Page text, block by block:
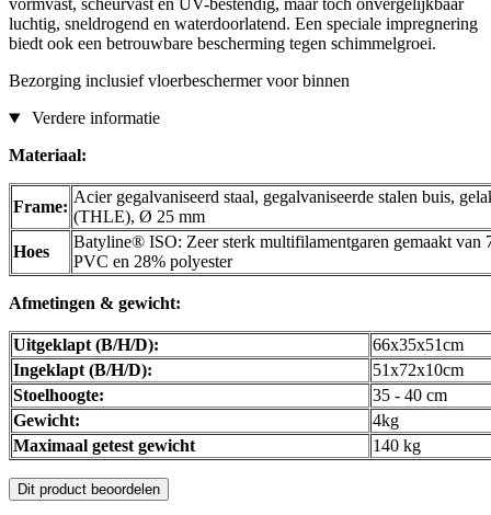
vormvast, scheurvast en UV-bestendig, maar toch onvergelijkbaar
luchtig, sneldrogend en waterdoorlatend. Een speciale impregnering
biedt ook een betrouwbare bescherming tegen schimmelgroei.
Bezorging inclusief vloerbeschermer voor binnen
Verdere informatie
Materiaal:
Frame:
Acier gegalvaniseerd staal, gegalvaniseerde stalen buis,
(THLE), Ø 25 mm
Hoes
Batyline® ISO: Zeer sterk multifilamentgaren gemaakt van
PVC en 28% polyester
Afmetingen & gewicht:
Uitgeklapt (B/H/D):
66x35x51cm
Ingeklapt (B/H/D):
51x72x10cm
Stoelhoogte:
35 - 40 cm
Gewicht:
4kg
Maximaal getest gewicht
140 kg
Dit product beoordelen